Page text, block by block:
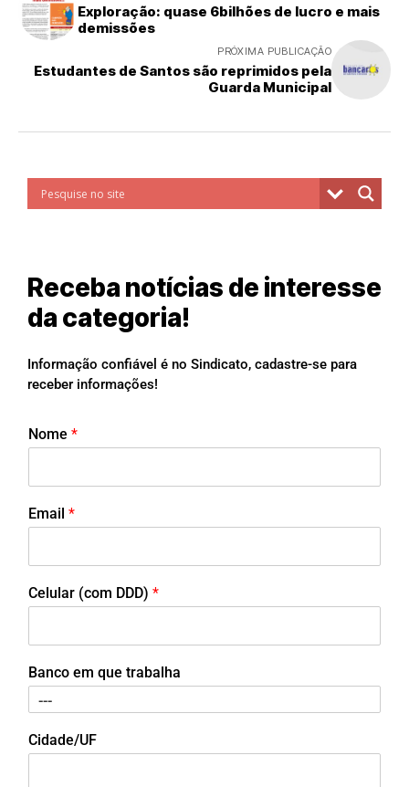
Exploração: quase 6bilhões de lucro e mais
demissões
PRÓXIMA PUBLICAÇÃO
Estudantes de Santos são reprimidos pela
Guarda Municipal
Receba notícias de interesse
da categoria!
Informação confiável é no Sindicato, cadastre-se para
receber informações!
Nome *
Email *
Celular (com DDD) *
Banco em que trabalha
Cidade/UF